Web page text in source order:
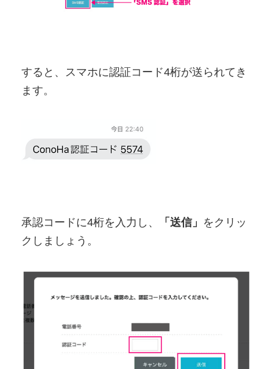
すると、スマホに認証コード4桁が送られてき
ます。
承認コードに4桁を入力し、 「送信」 をクリッ
クしましょう。